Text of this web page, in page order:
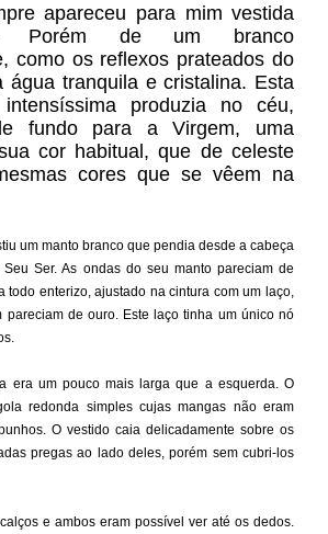
apareceu para mim vestida
Porém de um branco
como os reflexos prateados do
água tranquila e cristalina. Esta
intensíssima produzia no céu,
fundo para a Virgem, uma
cor habitual, que de celeste
cores que se vêem na
um manto branco que pendia desde a cabeça
Ser. As ondas do seu manto pareciam de
todo enterizo, ajustado na cintura com um laço,
pareciam de ouro. Este laço tinha um único nó
era um pouco mais larga que a esquerda. O
redonda simples cujas mangas não eram
O vestido caia delicadamente sobre os
pregas ao lado deles, porém sem cubri-los
e ambos eram possível ver até os dedos.